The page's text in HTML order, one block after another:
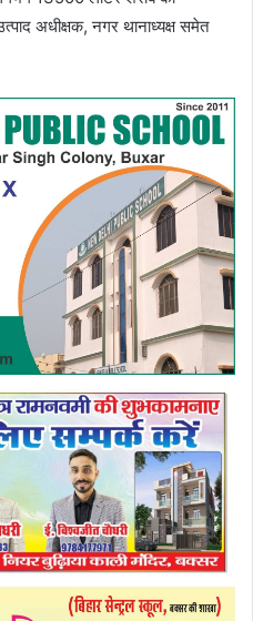
अधीक्षक, नगर थानाध्यक्ष समेत